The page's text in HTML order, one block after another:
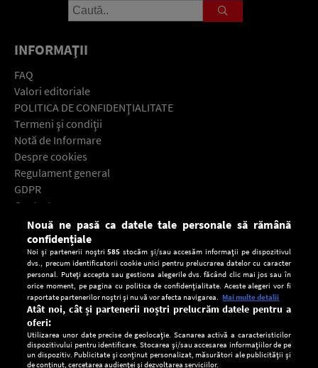
INFORMAŢII
FAQ
Valori editoriale
POLITICA DE CONFIDENŢIALITATE
Termeni şi condiţii
Notă de Informare
Despre cookies
Regulament general
GDPR
Contact
Descarcă gratuit aplicaţia Europa FM pentru smartphone:
Nouă ne pasă ca datele tale personale să rămână
confidențiale
Noi și partenerii noștri585 stocăm și/sau accesăm informații pe dispozitivul
dvs., precum identificatorii cookie unici pentru prelucrarea datelor cu caracter
personal. Puteți accepta sau gestiona alegerile dvs. făcând clic mai jos sau în
orice moment, pe pagina cu politica de confidențialitate. Aceste alegeri vor fi
raportate partenerilor noștri și nu vă vor afecta navigarea. Mai multe detalii
Atât noi, cât și partenerii noștri prelucrăm datele pentru a
oferi:
Utilizarea unor date precise de geolocație. Scanarea activă a caracteristicilor
dispozitivului pentru identificare. Stocarea și/sau accesarea informațiilor de pe
un dispozitiv. Publicitate și conținut personalizat, măsurători ale publicității și
de conținut, cercetarea audienței și dezvoltarea serviciilor.